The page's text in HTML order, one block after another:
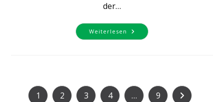
der…
Weiterlesen Begrenzung
Von
1 2 3 4 … 9 Zur